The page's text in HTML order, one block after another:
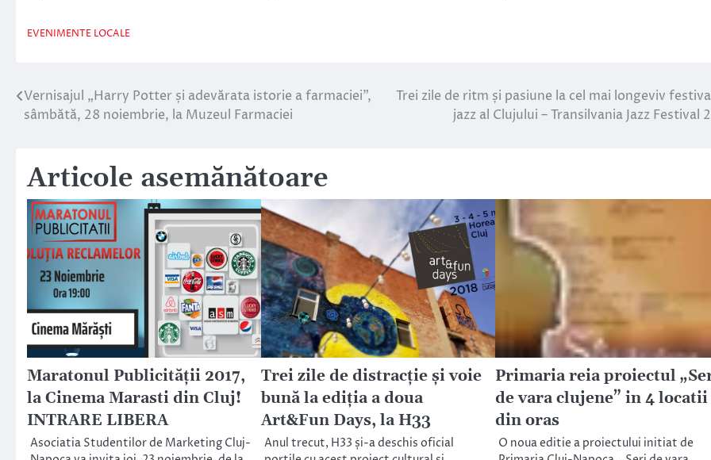
EVENIMENTE LOCALE
Navigare
Vernisajul „Harry Potter și adevărata istorie a farmaciei”,
sâmbătă, 28 noiembrie, la Muzeul Farmaciei
Trei zile de ritm și pasiune la cel mai longeviv
jazz al Clujului – Transilvania Jazz Festival
Articole asemănătoare
Maratonul Publicității 2017,
la Cinema Marasti din Cluj!
INTRARE LIBERA
Asociatia Studentilor de Marketing Cluj-
Trei zile de distracţie şi voie
bună la ediţia a doua
Art&Fun Days, la H33
Anul trecut, H33 și-a deschis oficial
Primaria reia proiectul
de vara clujene” in 4 locatii
din oras
O noua editie a proiectului initiat de